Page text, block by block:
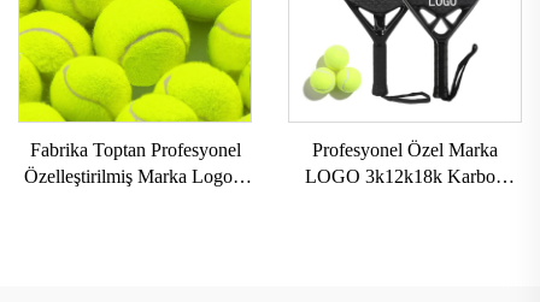
Fabrika Toptan Profesyonel
Özelleştirilmiş Marka Logolu
Profesyonel Özel Marka
LOGO 3k12k18k Karbon